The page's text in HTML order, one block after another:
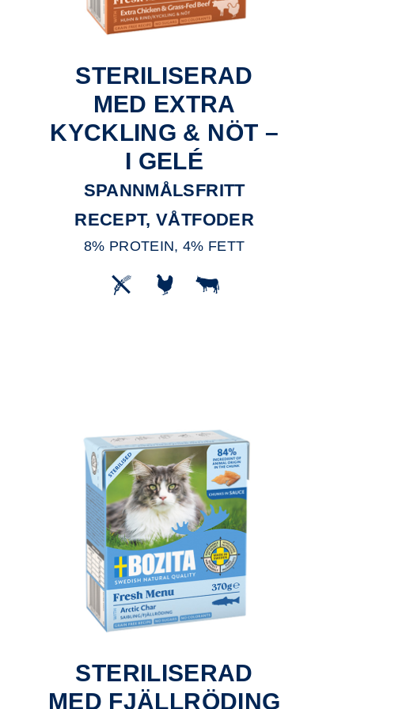
STERILISERAD
MED EXTRA
KYCKLING & NÖT –
I GELÉ
SPANNMÅLSFRITT
RECEPT, VÅTFODER
8% PROTEIN, 4% FETT
STERILISERAD
MED FJÄLLRÖDING